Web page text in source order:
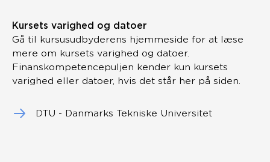
Kursets varighed og datoer
Gå til kursusudbyderens hjemmeside for at læse
mere om kursets varighed og datoer.
Finanskompetencepuljen kender kun kursets
varighed eller datoer, hvis det står her på siden.
DTU - Danmarks Tekniske Universitet